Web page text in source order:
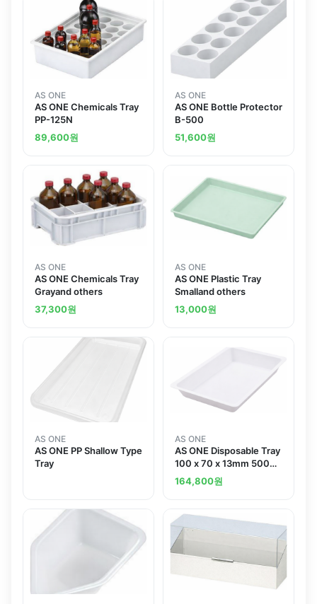
AS ONE
AS ONE Chemicals Tray
PP-125N
89,600원
AS ONE
AS ONE Bottle Protector
B-500
51,600원
AS ONE
AS ONE Chemicals Tray
Grayand others
37,300원
AS ONE
AS ONE Plastic Tray
Smalland others
13,000원
AS ONE
AS ONE PP Shallow Type
Tray
AS ONE
AS ONE Disposable Tray
100 x 70 x 13mm 500
Pieces
164,800원